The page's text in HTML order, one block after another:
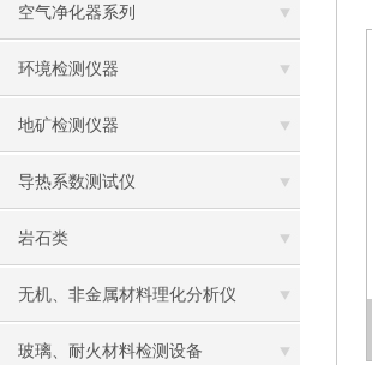
空气净化器系列
环境检测仪器
地矿检测仪器
导热系数测试仪
岩石类
无机、非金属材料理化分析仪
玻璃、耐火材料检测设备